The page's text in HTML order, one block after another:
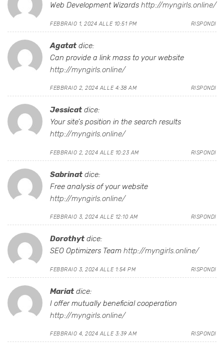
Web Development Wizards http://myngirls.online/
FEBBRAIO 1, 2024 ALLE 10:51 PM RISPONDI
Agatat dice:
Can provide a link mass to your website
http://myngirls.online/
FEBBRAIO 2, 2024 ALLE 4:38 AM RISPONDI
Jessicat dice:
Your site’s position in the search results
http://myngirls.online/
FEBBRAIO 2, 2024 ALLE 10:23 AM RISPONDI
Sabrinat dice:
Free analysis of your website
http://myngirls.online/
FEBBRAIO 3, 2024 ALLE 12:10 AM RISPONDI
Dorothyt dice:
SEO Optimizers Team http://myngirls.online/
FEBBRAIO 3, 2024 ALLE 1:54 PM RISPONDI
Mariat dice:
I offer mutually beneficial cooperation
http://myngirls.online/
FEBBRAIO 4, 2024 ALLE 3:39 AM RISPONDI